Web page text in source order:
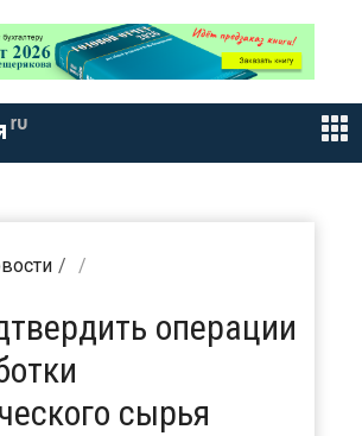
ru
операции
сырья